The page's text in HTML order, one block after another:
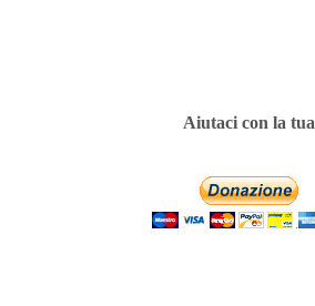
Aiutaci con la tua